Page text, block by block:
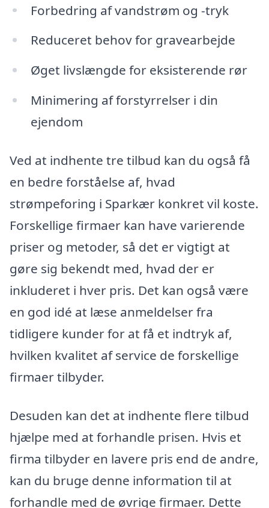
Forbedring af vandstrøm og -tryk
Reduceret behov for gravearbejde
Øget livslængde for eksisterende rør
Minimering af forstyrrelser i din
ejendom
Ved at indhente tre tilbud kan du også få
en bedre forståelse af, hvad
strømpeforing i Sparkær konkret vil koste.
Forskellige firmaer kan have varierende
priser og metoder, så det er vigtigt at
gøre sig bekendt med, hvad der er
inkluderet i hver pris. Det kan også være
en god idé at læse anmeldelser fra
tidligere kunder for at få et indtryk af,
hvilken kvalitet af service de forskellige
firmaer tilbyder.
Desuden kan det at indhente flere tilbud
hjælpe med at forhandle prisen. Hvis et
firma tilbyder en lavere pris end de andre,
kan du bruge denne information til at
forhandle med de øvrige firmaer. Dette